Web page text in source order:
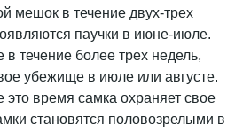
мешок в течение двух-трех
паучки в июне-июле.
в течение более трех недель,
убежище в июле или августе.
это время самка охраняет свое
становятся половозрелыми в